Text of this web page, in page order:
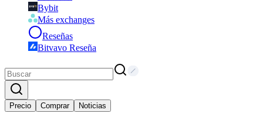
Bybit
Más exchanges
Reseñas
Bitvavo Reseña
Precio Comprar Noticias